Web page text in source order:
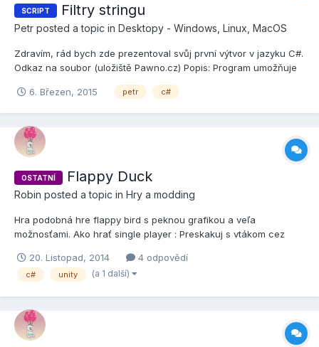
SCRIPT Filtry stringu
Petr posted a topic in Desktopy - Windows, Linux, MacOS
Zdravím, rád bych zde prezentoval svůj první výtvor v jazyku C#.
Odkaz na soubor (uložiště Pawno.cz) Popis: Program umožňuje
Přeskočit číslice • Přeskočit speciální znaky Vstup lze zadat
6. Březen, 2015 petr c#
OSTATNÍ Flappy Duck
Robin posted a topic in Hry a modding
Hra podobná hre flappy bird s peknou grafikou a veľa
možnosťami. Ako hrať single player : Preskakuj s vtákom cez
indikátoru v ľavom hornom rohu. Snaž sa získať všetky bonusy !
Hra obsahuje online multiplayer mód s 20 hráčmi, rozdelený do 3
20. Listopad, 2014 4 odpovědí
c# unity (a 1 další)